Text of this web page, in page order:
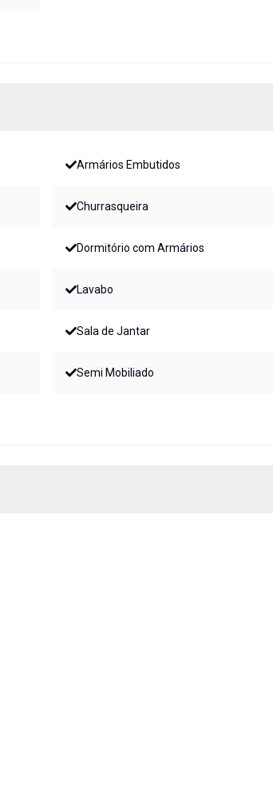
Armários Embutidos
Churrasqueira
Dormitório com Armários
Lavabo
Sala de Jantar
Semi Mobiliado